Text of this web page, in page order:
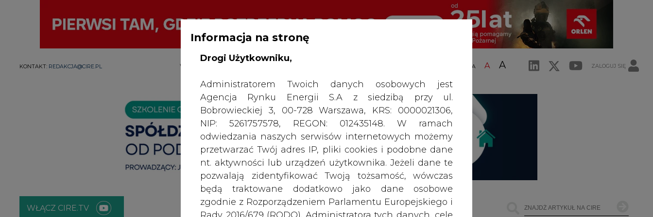
KONTAKT: REDAKCJA@CIRE.PL WYDAWCA PORTALU: A A A ZALOGUJ SIĘ
WŁĄCZ CIRE.TV
Informacja na stronę
Drogi Użytkowniku,
Administratorem Twoich danych osobowych jest
Agencja Rynku Energii S.A z siedzibą przy ul.
Bobrowieckiej 3, 00-728 Warszawa, KRS: 0000021306,
NIP: 5261757578, REGON: 012435148. W ramach
odwiedzania naszych serwisów internetowych możemy
przetwarzać Twój adres IP, pliki cookies i podobne dane
nt. aktywności lub urządzeń użytkownika. Jeżeli dane te
pozwalają zidentyfikować Twoją tożsamość, wówczas
będą traktowane dodatkowo jako dane osobowe
zgodnie z Rozporządzeniem Parlamentu Europejskiego i